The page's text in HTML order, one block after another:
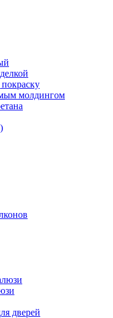
молдингом
дверей